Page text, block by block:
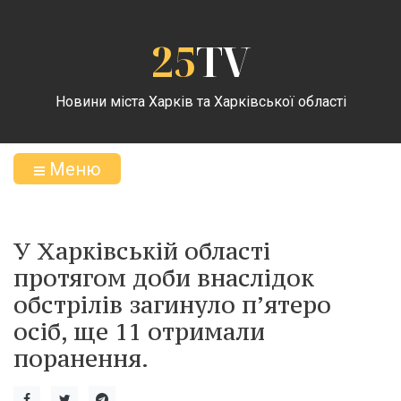
25TV
Новини міста Харків та Харківської області
Меню
У Харківській області
протягом доби внаслідок
обстрілів загинуло п’ятеро
осіб, ще 11 отримали
поранення.